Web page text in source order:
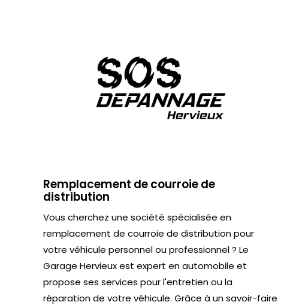
Remplacement de courroie de
distribution
Vous cherchez une société spécialisée en
remplacement de courroie de distribution pour
votre véhicule personnel ou professionnel ? Le
Garage Hervieux est expert en automobile et
propose ses services pour l'entretien ou la
réparation de votre véhicule. Grâce à un savoir-faire